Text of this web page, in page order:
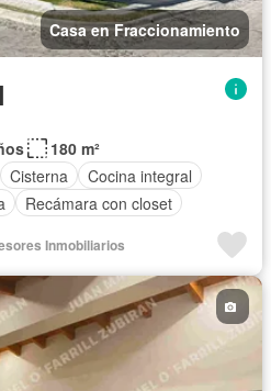
Casa en Fraccionamiento
180 m²
Cisterna
Cocina integral
Recámara con closet
Inmobiliarios